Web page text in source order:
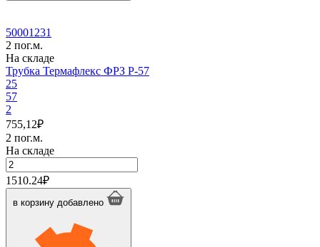
50001231
2 пог.м.
На складе
Трубка Термафлекс ФРЗ P-57
25
57
2
755,12₽
2 пог.м.
На складе
Количество
товара
Трубка
Термафлекс
1510.24₽
в корзину добавлено